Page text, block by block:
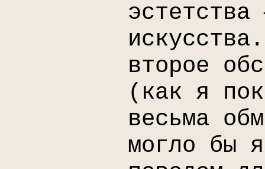
второе
(как я
весьма
могло бы